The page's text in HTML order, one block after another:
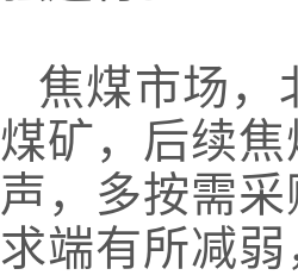
焦煤市场，
煤矿，后续
声，多按需
求端有所减